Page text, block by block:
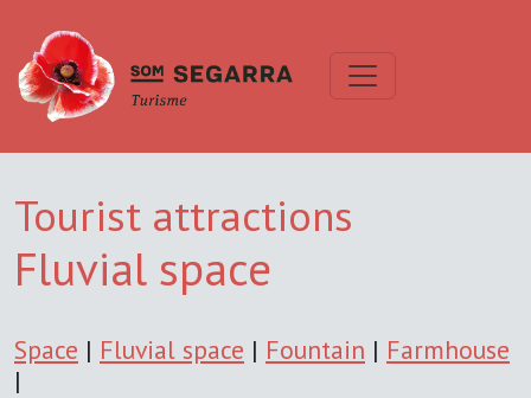
Tourist attractions
Fluvial space
Space | Fluvial space | Fountain | Farmhouse
|